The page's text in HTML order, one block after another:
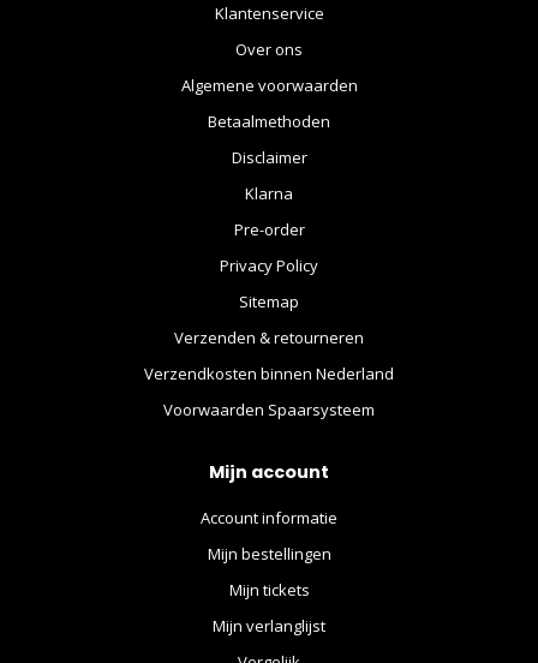
Klantenservice
Over ons
Algemene voorwaarden
Betaalmethoden
Disclaimer
Klarna
Pre-order
Privacy Policy
Sitemap
Verzenden & retourneren
Verzendkosten binnen Nederland
Voorwaarden Spaarsysteem
Mijn account
Account informatie
Mijn bestellingen
Mijn tickets
Mijn verlanglijst